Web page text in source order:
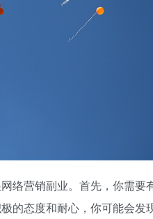
络营销副业。首先，你需要
的态度和耐心，你可能会发